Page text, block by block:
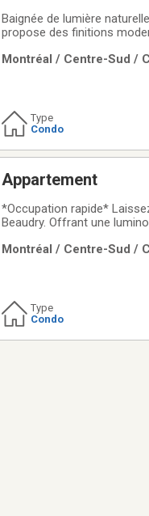
Baignée de lumière
propose des finitions
intérieur-extérieur. La suite
Montréal / Centre-Sud /
Type
Condo
Appartement
*Occupation rapide*
Beaudry. Offrant une
complète ainsi qu'une salle
Montréal / Centre-Sud /
Type
Condo